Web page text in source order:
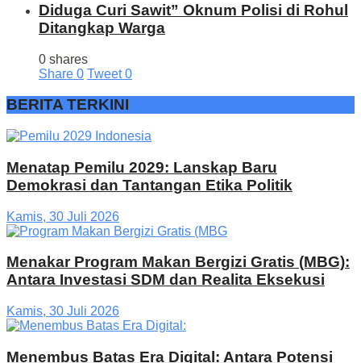
Diduga Curi Sawit” Oknum Polisi di Rohul
Ditangkap Warga
0 shares
Share 0 Tweet 0
BERITA TERKINI
Menatap Pemilu 2029: Lanskap Baru
Demokrasi dan Tantangan Etika Politik
Kamis, 30 Juli 2026
Menakar Program Makan Bergizi Gratis (MBG):
Antara Investasi SDM dan Realita Eksekusi
Kamis, 30 Juli 2026
Menembus Batas Era Digital: Antara Potensi